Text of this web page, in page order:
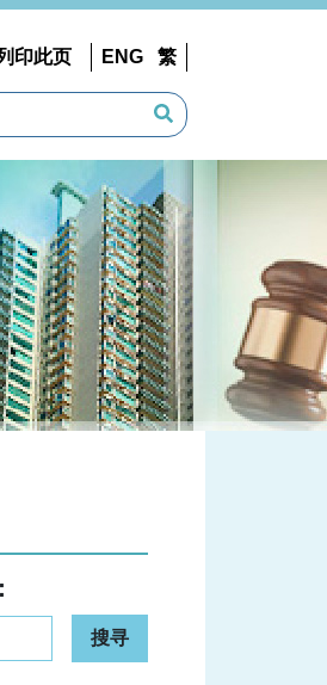
印此页 ENG 繁
搜寻